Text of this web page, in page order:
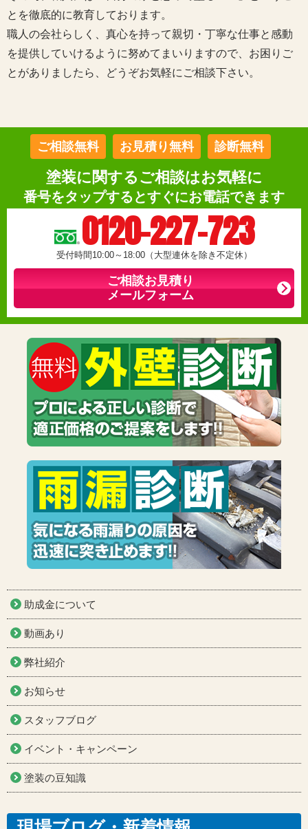
とを徹底的に教育しております。
職人の会社らしく、真心を持って親切・丁寧な仕事と感動
を提供していけるように努めてまいりますので、お困りご
とがありましたら、どうぞお気軽にご相談下さい。
ご相談無料 お見積り無料 診断無料
塗装に関するご相談はお気軽に
番号をタップするとすぐにお電話できます
0120-227-723
受付時間10:00～18:00（大型連休を除き不定休）
ご相談お見積り
メールフォーム
助成金について
動画あり
弊社紹介
お知らせ
スタッフブログ
イベント・キャンペーン
塗装の豆知識